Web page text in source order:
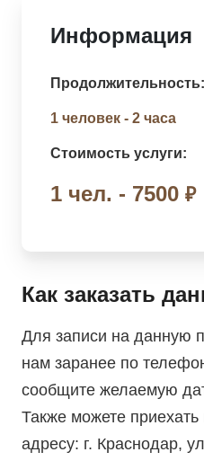
Информация
Продолжительность:
1 человек - 2 часа
Стоимость услуги:
1 чел. - 7500 ₽
Как заказать
Для записи на данную
нам заранее по
сообщите желаемую
Также можете
адресу: г. Краснодар,